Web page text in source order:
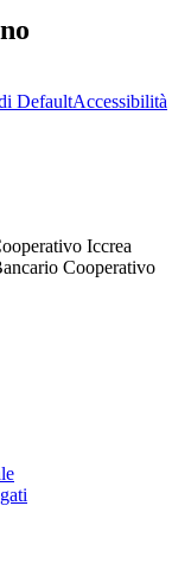
DefaultAccessibilità
Iccrea
Cooperativo